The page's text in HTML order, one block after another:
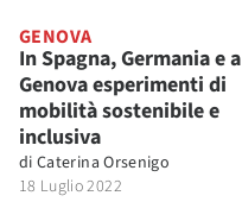
GENOVA
In Spagna, Germania e a
Genova esperimenti di
mobilità sostenibile e
inclusiva
di Caterina Orsenigo
18 Luglio 2022